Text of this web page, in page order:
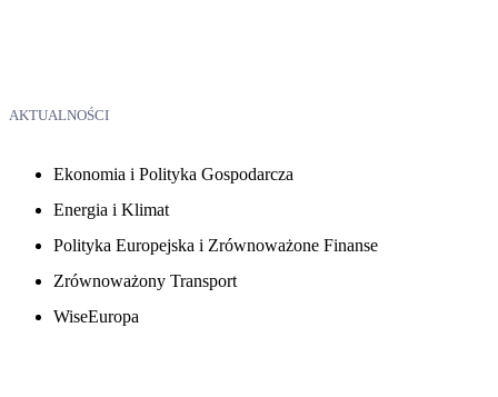
AKTUALNOŚCI
Ekonomia i Polityka Gospodarcza
Energia i Klimat
Polityka Europejska i Zrównoważone Finanse
Zrównoważony Transport
WiseEuropa